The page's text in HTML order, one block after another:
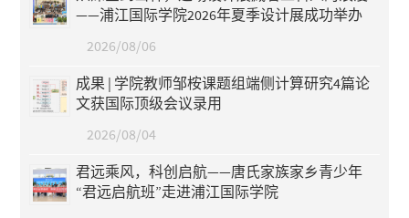
——浦江国际学院2026年夏季设计展成功举办
2026/08/06
成果 | 学院教师邹桉课题组端侧计算研究4篇论
文获国际顶级会议录用
2026/08/04
君远乘风，科创启航——唐氏家族家乡青少年
“君远启航班”走进浦江国际学院